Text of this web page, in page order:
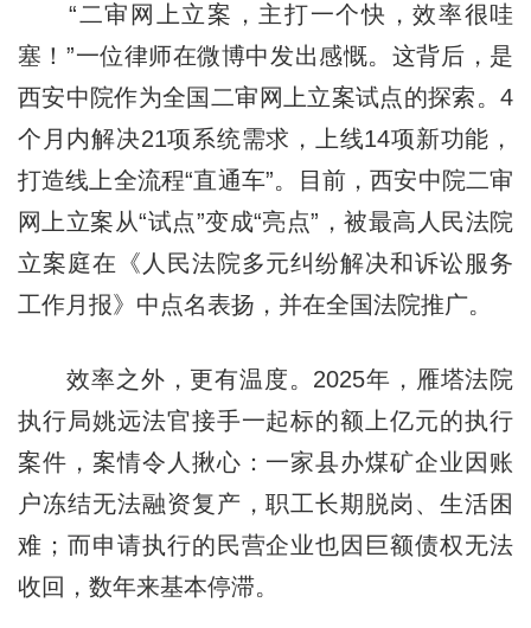
“二审网上立案，主打一个快，效率很哇
塞！”一位律师在微博中发出感慨。这背后，是
西安中院作为全国二审网上立案试点的探索。4
个月内解决21项系统需求，上线14项新功能，
打造线上全流程“直通车”。目前，西安中院二审
网上立案从“试点”变成“亮点”，被最高人民法院
立案庭在《人民法院多元纠纷解决和诉讼服务
工作月报》中点名表扬，并在全国法院推广。
效率之外，更有温度。2025年，雁塔法院
执行局姚远法官接手一起标的额上亿元的执行
案件，案情令人揪心：一家县办煤矿企业因账
户冻结无法融资复产，职工长期脱岗、生活困
难；而申请执行的民营企业也因巨额债权无法
收回，数年来基本停滞。